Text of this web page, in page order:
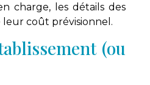
charge, les détails des
leur coût prévisionnel.
(ou